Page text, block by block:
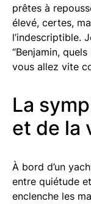
prêtes à
élevé, certes,
l’indescriptible.
“Benjamin,
vous allez vite
La
et de la
À bord d’un
entre quiétude
enclenche les